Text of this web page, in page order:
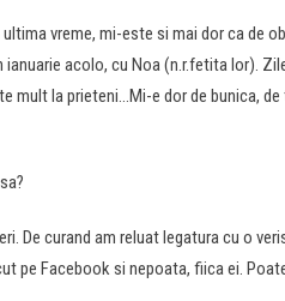
vreme, mi-este si mai dor ca de
acolo, cu Noa (n.r.fetita lor).
mult la prieteni…Mi-e dor de bunica,
De curand am reluat legatura cu o
pe Facebook si nepoata, fiica ei.